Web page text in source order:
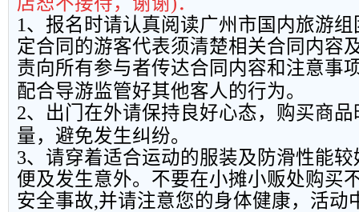
1、报名时请认真阅读广州市国内旅游
定合同的游客代表须清楚相关合同内容
责向所有参与者传达合同内容和注意事
配合导游监管好其他客人的行为。
2、出门在外请保持良好心态，购买商
量，避免发生纠纷。
3、请穿着适合运动的服装及防滑性能
便及发生意外。不要在小摊小贩处购买
安全事故,并请注意您的身体健康，活动